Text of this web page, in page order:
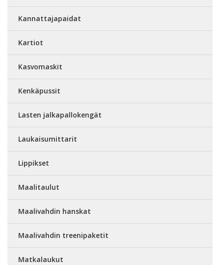
Kannattajapaidat
Kartiot
Kasvomaskit
Kenkäpussit
Lasten jalkapallokengät
Laukaisumittarit
Lippikset
Maalitaulut
Maalivahdin hanskat
Maalivahdin treenipaketit
Matkalaukut